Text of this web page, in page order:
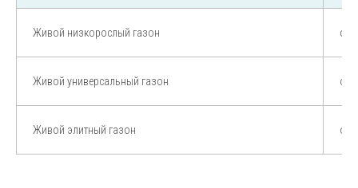
Живой низкорослый газон от
Живой универсальный газон от
Живой элитный газон от